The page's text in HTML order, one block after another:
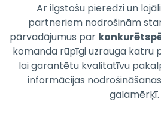
Ar ilgstošu pieredzi un
partneriem nodrošinām
pārvadājumus par
komanda rūpīgi uzrauga katru
lai garantētu kvalitatīvu
informācijas
galamērķī.